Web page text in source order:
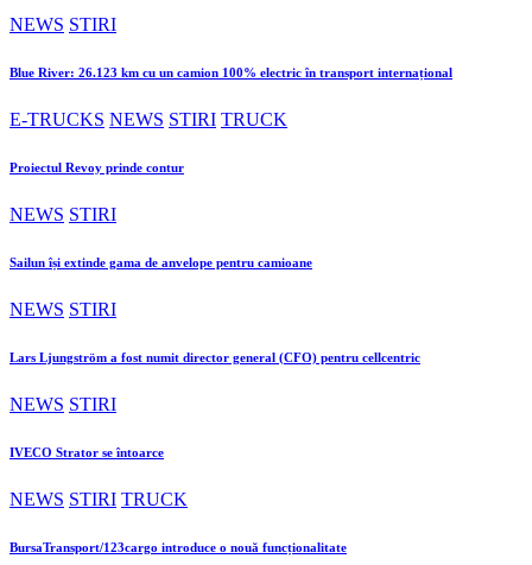
NEWS STIRI
Blue River: 26.123 km cu un camion 100% electric în transport internațional
E-TRUCKS NEWS STIRI TRUCK
Proiectul Revoy prinde contur
NEWS STIRI
Sailun își extinde gama de anvelope pentru camioane
NEWS STIRI
Lars Ljungström a fost numit director general (CFO) pentru cellcentric
NEWS STIRI
IVECO Strator se întoarce
NEWS STIRI TRUCK
BursaTransport/123cargo introduce o nouă funcționalitate